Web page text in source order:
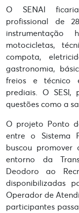
O SENAI
profissional de
instrumentação
motocicletas,
compota,
gastronomia,
freios e técnico
prediais. O SESI,
questões como a
O projeto Ponto
entre o Sistema
buscou
entorno da
Deodoro ao
disponibilizadas
Operador de
participantes